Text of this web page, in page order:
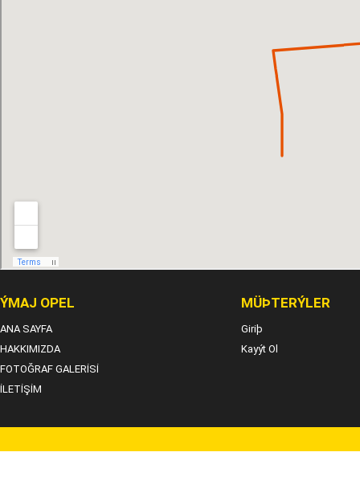
ÝMAJ OPEL
ANA SAYFA
HAKKIMIZDA
FOTOĞRAF GALERİSİ
İLETİŞİM
MÜÞTERÝLER
Giriþ
Kayýt Ol